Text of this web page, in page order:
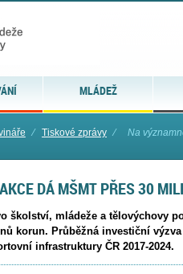
MLÁDEŽ
⁄ Tiskové zprávy ⁄ Na
DÁ MŠMT PŘES 30
školství, mládeže a tělovýchovy
korun. Průběžná investiční
infrastruktury ČR 2017-2024.